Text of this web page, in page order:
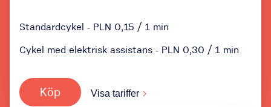
Standardcykel - PLN 0,15 / 1 min
Cykel med elektrisk assistans - PLN 0,30 / 1 min
Köp Visa tariffer